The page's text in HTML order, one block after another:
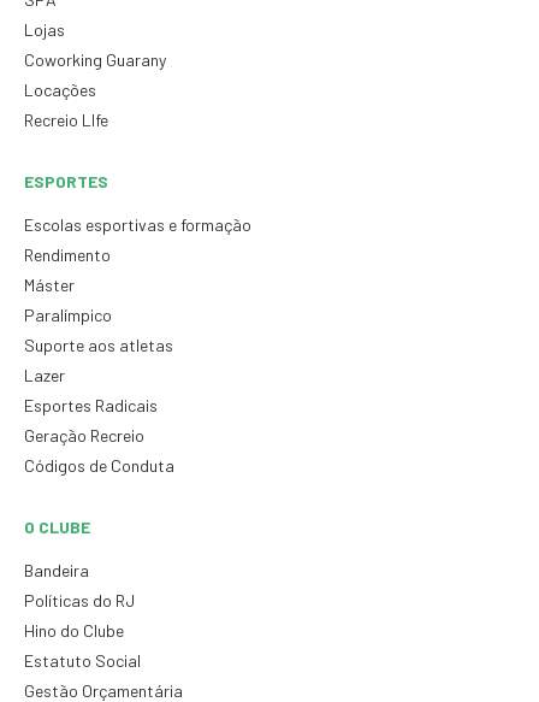
Lojas
Coworking Guarany
Locações
Recreio LIfe
ESPORTES
Escolas esportivas e formação
Rendimento
Máster
Paralímpico
Suporte aos atletas
Lazer
Esportes Radicais
Geração Recreio
Códigos de Conduta
O CLUBE
Bandeira
Políticas do RJ
Hino do Clube
Estatuto Social
Gestão Orçamentária